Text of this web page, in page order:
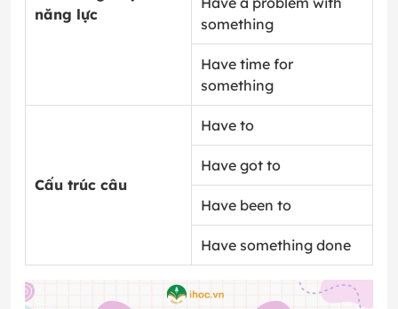
năng lực
something
Have time for
something
Cấu trúc câu
Have to
Have got to
Have been to
Have something done